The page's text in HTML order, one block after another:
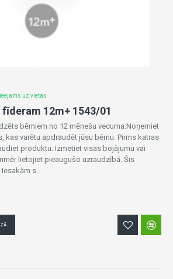
uz vietas
12m+ 1543/01
bērniem no 12 mēnešu vecuma.Noņemiet
kas varētu apdraudēt jūsu bērnu. Pirms katras
produktu. Izmetiet visas bojājumu vai
lietojiet pieaugušo uzraudzībā. Šis
s..